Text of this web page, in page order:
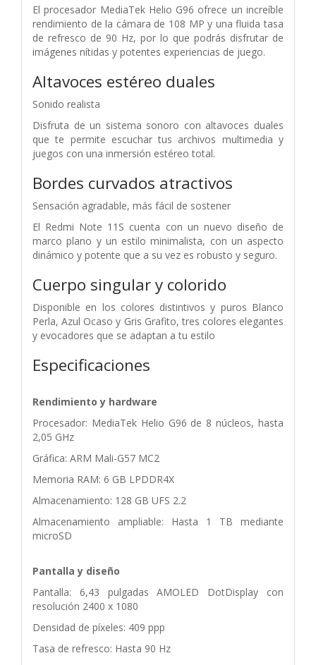
El procesador MediaTek Helio G96 ofrece un increíble
rendimiento de la cámara de 108 MP y una fluida tasa
de refresco de 90 Hz, por lo que podrás disfrutar de
imágenes nítidas y potentes experiencias de juego.
Altavoces estéreo duales
Sonido realista
Disfruta de un sistema sonoro con altavoces duales
que te permite escuchar tus archivos multimedia y
juegos con una inmersión estéreo total.
Bordes curvados atractivos
Sensación agradable, más fácil de sostener
El Redmi Note 11S cuenta con un nuevo diseño de
marco plano y un estilo minimalista, con un aspecto
dinámico y potente que a su vez es robusto y seguro.
Cuerpo singular y colorido
Disponible en los colores distintivos y puros Blanco
Perla, Azul Ocaso y Gris Grafito, tres colores elegantes
y evocadores que se adaptan a tu estilo
Especificaciones
Rendimiento y hardware
Procesador: MediaTek Helio G96 de 8 núcleos, hasta
2,05 GHz
Gráfica: ARM Mali-G57 MC2
Memoria RAM: 6 GB LPDDR4X
Almacenamiento: 128 GB UFS 2.2
Almacenamiento ampliable: Hasta 1 TB mediante
microSD
Pantalla y diseño
Pantalla: 6,43 pulgadas AMOLED DotDisplay con
resolución 2400 x 1080
Densidad de píxeles: 409 ppp
Tasa de refresco: Hasta 90 Hz